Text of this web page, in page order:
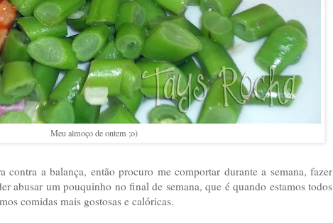
Meu almoço de ontem ;o)
contra a balança, então procuro me comportar durante a semana, fazer
abusar um pouquinho no final de semana, que é quando estamos todos
comidas mais gostosas e calóricas.